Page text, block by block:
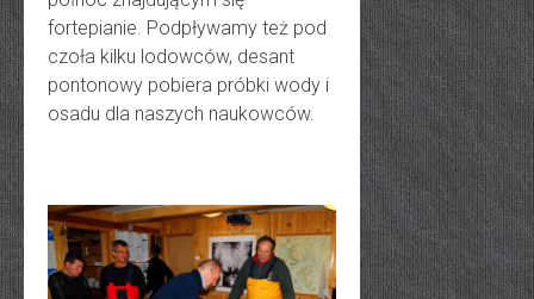
fortepianie. Podpływamy też pod
czoła kilku lodowców, desant
pontonowy pobiera próbki wody i
osadu dla naszych naukowców.